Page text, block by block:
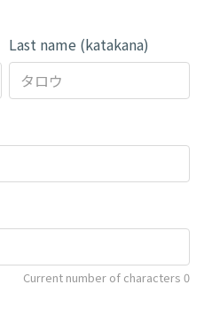
Last name (katakana)
Current number of characters 0